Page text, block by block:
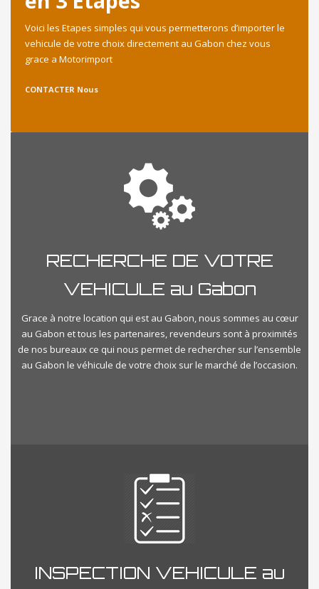
Voici les Etapes simples qui vous permetterons d’importer le
vehicule de votre choix directement au Gabon chez vous
grace a Motorimport
CONTACTER Nous
RECHERCHE DE VOTRE
VEHICULE au Gabon
Grace à notre location qui est au Gabon, nous sommes au cœur
au Gabon et tous les partenaires, revendeurs sont à proximités
de nos bureaux ce qui nous permet de rechercher sur l’ensemble
au Gabon le véhicule de votre choix sur le marché de l’occasion.
INSPECTION VEHICULE au